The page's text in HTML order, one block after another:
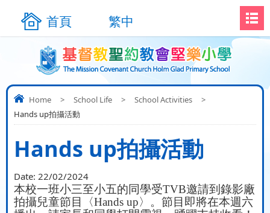
首頁 繁中
Home > School Life > School Activities
>
Hands up拍攝活動
Hands up拍攝活動
Date: 22/02/2024
本校一班小三至小五的同學受TVB邀請到錄影廠
拍攝兒童節目〈Hands up〉。節目即將在本週六